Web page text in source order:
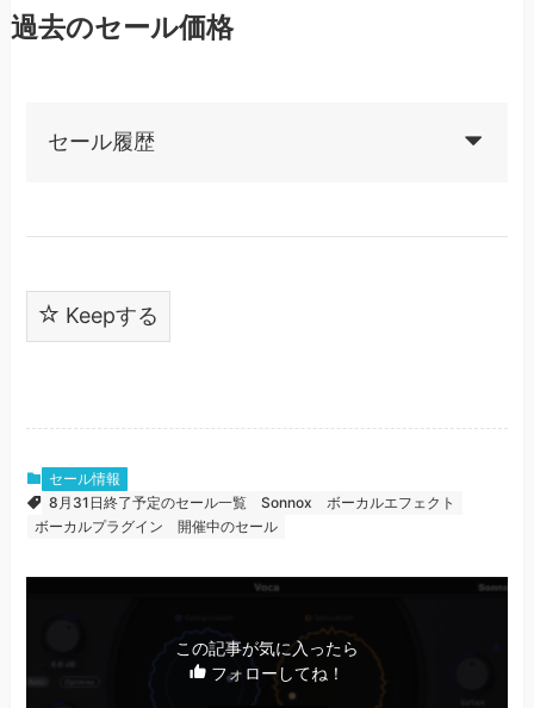
過去のセール価格
セール履歴
Keepする
セール情報
8月31日終了予定のセール一覧
Sonnox
ボーカルエフェクト
ボーカルプラグイン
開催中のセール
この記事が気に入ったら
フォローしてね！